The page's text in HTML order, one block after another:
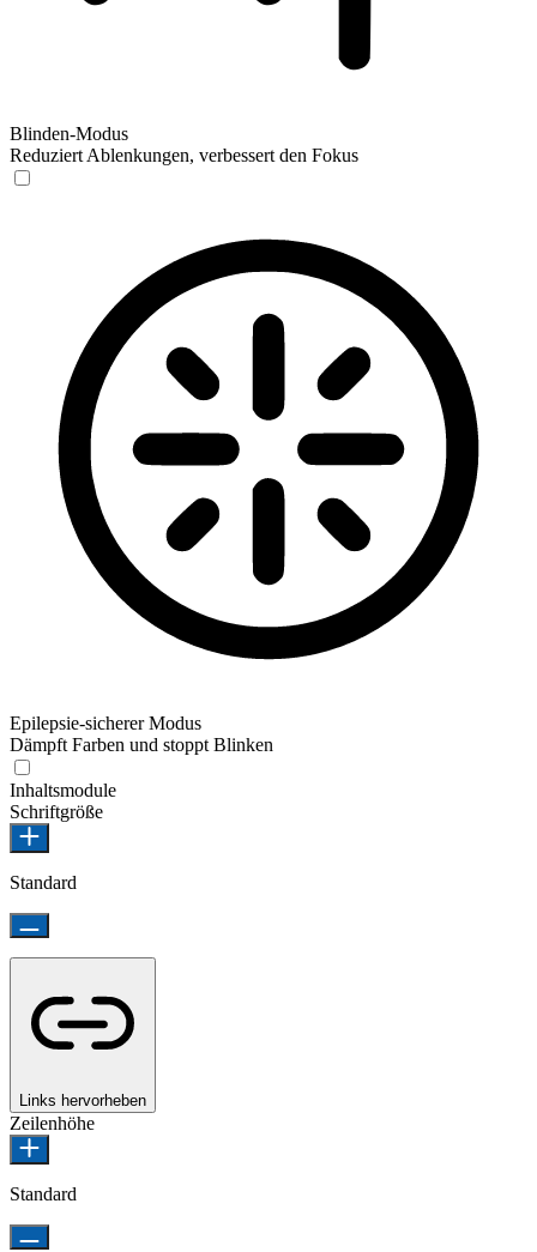
Blinden-Modus
Reduziert Ablenkungen, verbessert den Fokus
Epilepsie-sicherer Modus
Dämpft Farben und stoppt Blinken
Inhaltsmodule
Schriftgröße
Standard
Links hervorheben
Zeilenhöhe
Standard